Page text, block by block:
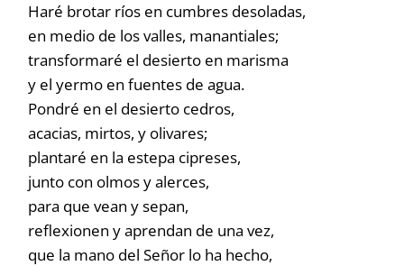
Haré brotar ríos en cumbres desoladas,
en medio de los valles, manantiales;
transformaré el desierto en marisma
y el yermo en fuentes de agua.
Pondré en el desierto cedros,
acacias, mirtos, y olivares;
plantaré en la estepa cipreses,
junto con olmos y alerces,
para que vean y sepan,
reflexionen y aprendan de una vez,
que la mano del Señor lo ha hecho,